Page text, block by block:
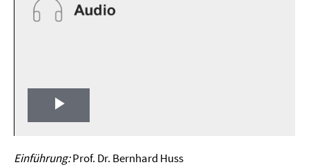
Play
Video
Einführung:Prof. Dr. Bernhard Huss